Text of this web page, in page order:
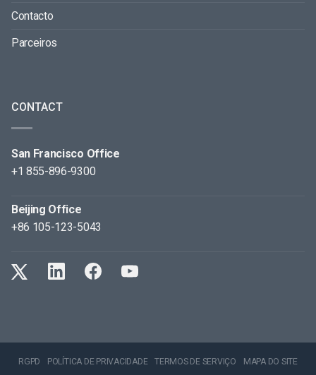
Contacto
Parceiros
CONTACT
San Francisco Office
+1 855-896-9300
Beijing Office
+86 105-123-5043
RGPD POLÍTICA DE PRIVACIDADE TERMOS DE SERVIÇO MAPA DO SITE